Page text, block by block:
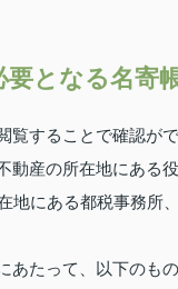
となる名寄
覧することで確認が
動産の所在地にある
地にある都税事務所
あたって、以下のも